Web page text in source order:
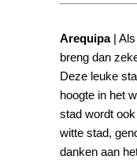
Arequipa| Als
breng dan
Deze leuke
hoogte in het
stad wordt
witte stad,
danken aan